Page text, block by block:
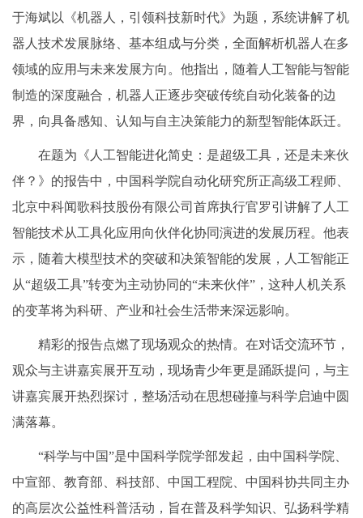
于海斌以《机器人，引领科技新时代》为题，系统讲解了机
器人技术发展脉络、基本组成与分类，全面解析机器人在多
领域的应用与未来发展方向。他指出，随着人工智能与智能
制造的深度融合，机器人正逐步突破传统自动化装备的边
界，向具备感知、认知与自主决策能力的新型智能体跃迁。
在题为《人工智能进化简史：是超级工具，还是未来伙
伴？》的报告中，中国科学院自动化研究所正高级工程师、
北京中科闻歌科技股份有限公司首席执行官罗引讲解了人工
智能技术从工具化应用向伙伴化协同演进的发展历程。他表
示，随着大模型技术的突破和决策智能的发展，人工智能正
从“超级工具”转变为主动协同的“未来伙伴”，这种人机关系
的变革将为科研、产业和社会生活带来深远影响。
精彩的报告点燃了现场观众的热情。在对话交流环节，
观众与主讲嘉宾展开互动，现场青少年更是踊跃提问，与主
讲嘉宾展开热烈探讨，整场活动在思想碰撞与科学启迪中圆
满落幕。
“科学与中国”是中国科学院学部发起，由中国科学院、
中宣部、教育部、科技部、中国工程院、中国科协共同主办
的高层次公益性科普活动，旨在普及科学知识、弘扬科学精